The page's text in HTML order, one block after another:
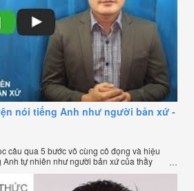
nói tiếng Anh như người bản xứ -
câu qua 5 bước vô cùng cô đọng và hiệu
tự nhiên như người bản xứ của thầy
lập HelloChao.vn - Chương trình dạy tiếng
giới.